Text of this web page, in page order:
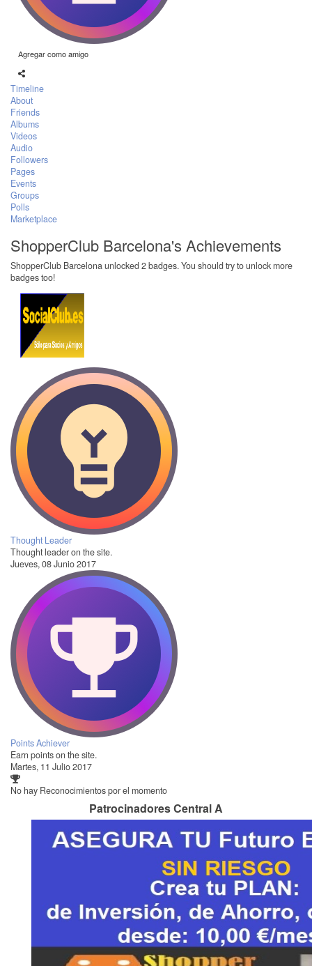
Agregar como amigo
Timeline
About
Friends
Albums
Videos
Audio
Followers
Pages
Events
Groups
Polls
Marketplace
ShopperClub Barcelona's Achievements
ShopperClub Barcelona unlocked 2 badges. You should try to unlock more
badges too!
Thought Leader
Thought leader on the site.
Jueves, 08 Junio 2017
Points Achiever
Earn points on the site.
Martes, 11 Julio 2017
No hay Reconocimientos por el momento
Patrocinadores Central A